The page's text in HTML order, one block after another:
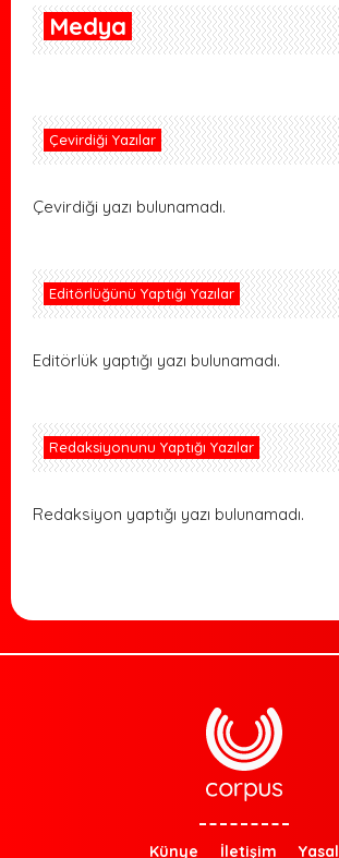
Medya
Çevirdiği Yazılar
Çevirdiği yazı bulunamadı.
Editörlüğünü Yaptığı Yazılar
Editörlük yaptığı yazı bulunamadı.
Redaksiyonunu Yaptığı Yazılar
Redaksiyon yaptığı yazı bulunamadı.
Künye İletişim Yasal